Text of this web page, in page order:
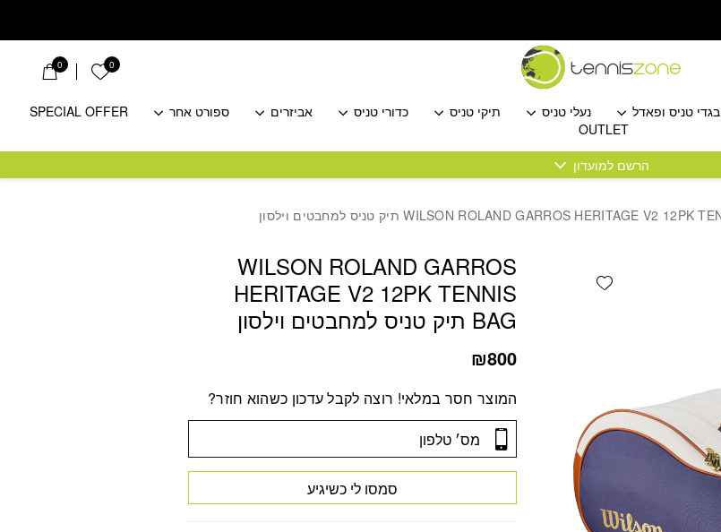
0 הרשימה שלי
0
בגדי טניס ופאדל נעלי טניס תיקי טניס כדורי טניס אביזרים ספורט אחר
SPECIAL OFFER
OUTLET
הרשם למועדון
WILSON ROLAND GARROS
HERITAGE V2 12PK TENNIS
BAG תיק טניס למחבטים וילסון
₪800
המוצר חסר במלאי! רוצה לקבל עדכון כשהוא חוזר?
סמסו לי כשיגיע
Add wishlist